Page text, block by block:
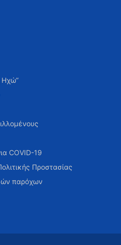
Ηχώ”
COVID-19
Προστασίας
παρόχων